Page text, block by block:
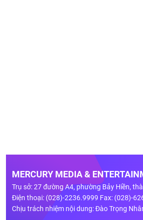
MERCURY MEDIA &
Trụ sở: 27 đường A4, phường Bảy Hiền,
Điện thoại: (028)-2236.9999 Fax: (028)-
Chịu trách nhiệm nội dung: Đào Trọng